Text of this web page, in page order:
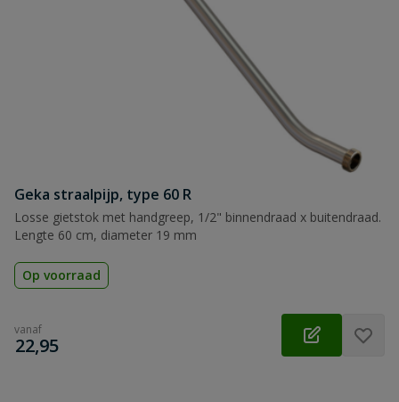
Geka straalpijp, type 60 R
Losse gietstok met handgreep, 1/2" binnendraad x buitendraad.
Lengte 60 cm, diameter 19 mm
Op voorraad
vanaf
€
22,95